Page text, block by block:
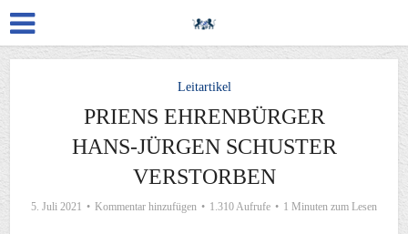
Leitartikel
PRIENS EHRENBÜRGER
HANS-JÜRGEN SCHUSTER
VERSTORBEN
5. Juli 2021 Kommentar hinzufügen 1.310 Aufrufe 1 Minuten zum Lesen